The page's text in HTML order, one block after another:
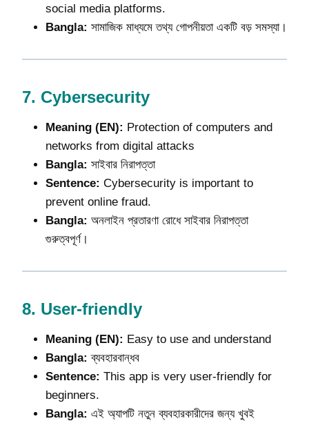
social media platforms.
Bangla: সামাজিক মাধ্যমে তথ্য গোপনীয়তা একটি বড় সমস্যা।
7. Cybersecurity
Meaning (EN): Protection of computers and
networks from digital attacks
Bangla: সাইবার নিরাপত্তা
Sentence: Cybersecurity is important to
prevent online fraud.
Bangla: অনলাইন প্রতারণা রোধে সাইবার নিরাপত্তা
গুরুত্বপূর্ণ।
8. User-friendly
Meaning (EN): Easy to use and understand
Bangla: ব্যবহারবান্ধব
Sentence: This app is very user-friendly for
beginners.
Bangla: এই অ্যাপটি নতুন ব্যবহারকারীদের জন্য খুবই